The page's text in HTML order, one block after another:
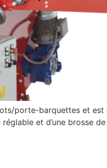
porte-barquettes et est
et d’une brosse